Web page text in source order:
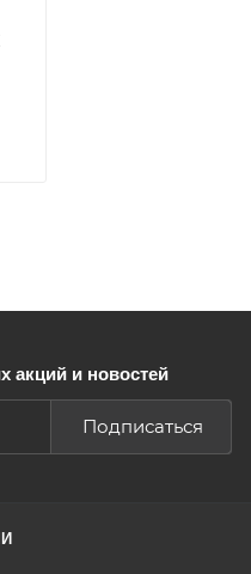
акций и новостей
Подписаться